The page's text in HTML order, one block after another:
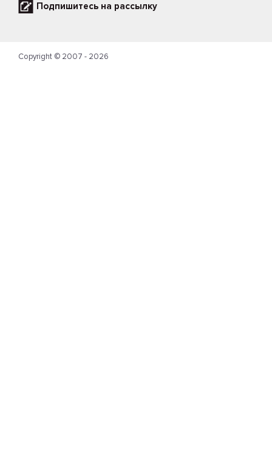
Подпишитесь на рассылку
Copyright © 2007 - 2026